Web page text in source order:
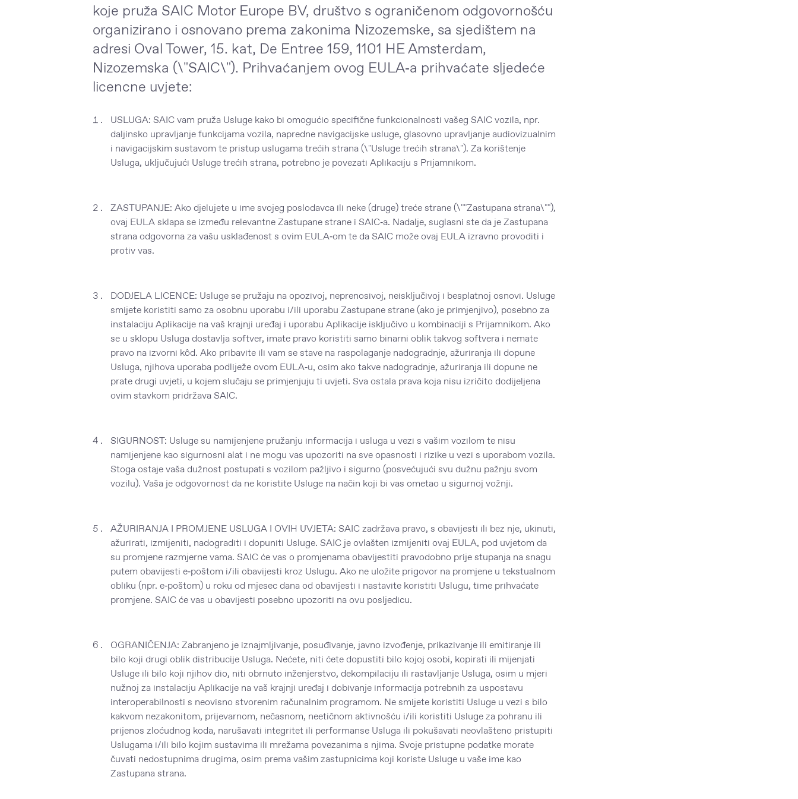
koje pruža SAIC Motor Europe BV, društvo s ograničenom odgovornošću
organizirano i osnovano prema zakonima Nizozemske, sa sjedištem na
adresi Oval Tower, 15. kat, De Entree 159, 1101 HE Amsterdam,
Nizozemska (\"SAIC\"). Prihvaćanjem ovog EULA‑a prihvaćate sljedeće
licencne uvjete:
USLUGA: SAIC vam pruža Usluge kako bi omogućio specifične funkcionalnosti vašeg SAIC vozila, npr.
daljinsko upravljanje funkcijama vozila, napredne navigacijske usluge, glasovno upravljanje audiovizualnim
i navigacijskim sustavom te pristup uslugama trećih strana (\"Usluge trećih strana\"). Za korištenje
Usluga, uključujući Usluge trećih strana, potrebno je povezati Aplikaciju s Prijamnikom.
ZASTUPANJE: Ako djelujete u ime svojeg poslodavca ili neke (druge) treće strane (\""Zastupana strana\""),
ovaj EULA sklapa se između relevantne Zastupane strane i SAIC‑a. Nadalje, suglasni ste da je Zastupana
strana odgovorna za vašu usklađenost s ovim EULA‑om te da SAIC može ovaj EULA izravno provoditi i
protiv vas.
DODJELA LICENCE: Usluge se pružaju na opozivoj, neprenosivoj, neisključivoj i besplatnoj osnovi. Usluge
smijete koristiti samo za osobnu uporabu i/ili uporabu Zastupane strane (ako je primjenjivo), posebno za
instalaciju Aplikacije na vaš krajnji uređaj i uporabu Aplikacije isključivo u kombinaciji s Prijamnikom. Ako
se u sklopu Usluga dostavlja softver, imate pravo koristiti samo binarni oblik takvog softvera i nemate
pravo na izvorni kôd. Ako pribavite ili vam se stave na raspolaganje nadogradnje, ažuriranja ili dopune
Usluga, njihova uporaba podliježe ovom EULA‑u, osim ako takve nadogradnje, ažuriranja ili dopune ne
prate drugi uvjeti, u kojem slučaju se primjenjuju ti uvjeti. Sva ostala prava koja nisu izričito dodijeljena
ovim stavkom pridržava SAIC.
SIGURNOST: Usluge su namijenjene pružanju informacija i usluga u vezi s vašim vozilom te nisu
namijenjene kao sigurnosni alat i ne mogu vas upozoriti na sve opasnosti i rizike u vezi s uporabom vozila.
Stoga ostaje vaša dužnost postupati s vozilom pažljivo i sigurno (posvećujući svu dužnu pažnju svom
vozilu). Vaša je odgovornost da ne koristite Usluge na način koji bi vas ometao u sigurnoj vožnji.
AŽURIRANJA I PROMJENE USLUGA I OVIH UVJETA: SAIC zadržava pravo, s obavijesti ili bez nje, ukinuti,
ažurirati, izmijeniti, nadograditi i dopuniti Usluge. SAIC je ovlašten izmijeniti ovaj EULA, pod uvjetom da
su promjene razmjerne vama. SAIC će vas o promjenama obavijestiti pravodobno prije stupanja na snagu
putem obavijesti e‑poštom i/ili obavijesti kroz Uslugu. Ako ne uložite prigovor na promjene u tekstualnom
obliku (npr. e‑poštom) u roku od mjesec dana od obavijesti i nastavite koristiti Uslugu, time prihvaćate
promjene. SAIC će vas u obavijesti posebno upozoriti na ovu posljedicu.
OGRANIČENJA: Zabranjeno je iznajmljivanje, posuđivanje, javno izvođenje, prikazivanje ili emitiranje ili
bilo koji drugi oblik distribucije Usluga. Nećete, niti ćete dopustiti bilo kojoj osobi, kopirati ili mijenjati
Usluge ili bilo koji njihov dio, niti obrnuto inženjerstvo, dekompilaciju ili rastavljanje Usluga, osim u mjeri
nužnoj za instalaciju Aplikacije na vaš krajnji uređaj i dobivanje informacija potrebnih za uspostavu
interoperabilnosti s neovisno stvorenim računalnim programom. Ne smijete koristiti Usluge u vezi s bilo
kakvom nezakonitom, prijevarnom, nečasnom, neetičnom aktivnošću i/ili koristiti Usluge za pohranu ili
prijenos zloćudnog koda, narušavati integritet ili performanse Usluga ili pokušavati neovlašteno pristupiti
Uslugama i/ili bilo kojim sustavima ili mrežama povezanima s njima. Svoje pristupne podatke morate
čuvati nedostupnima drugima, osim prema vašim zastupnicima koji koriste Usluge u vaše ime kao
Zastupana strana.